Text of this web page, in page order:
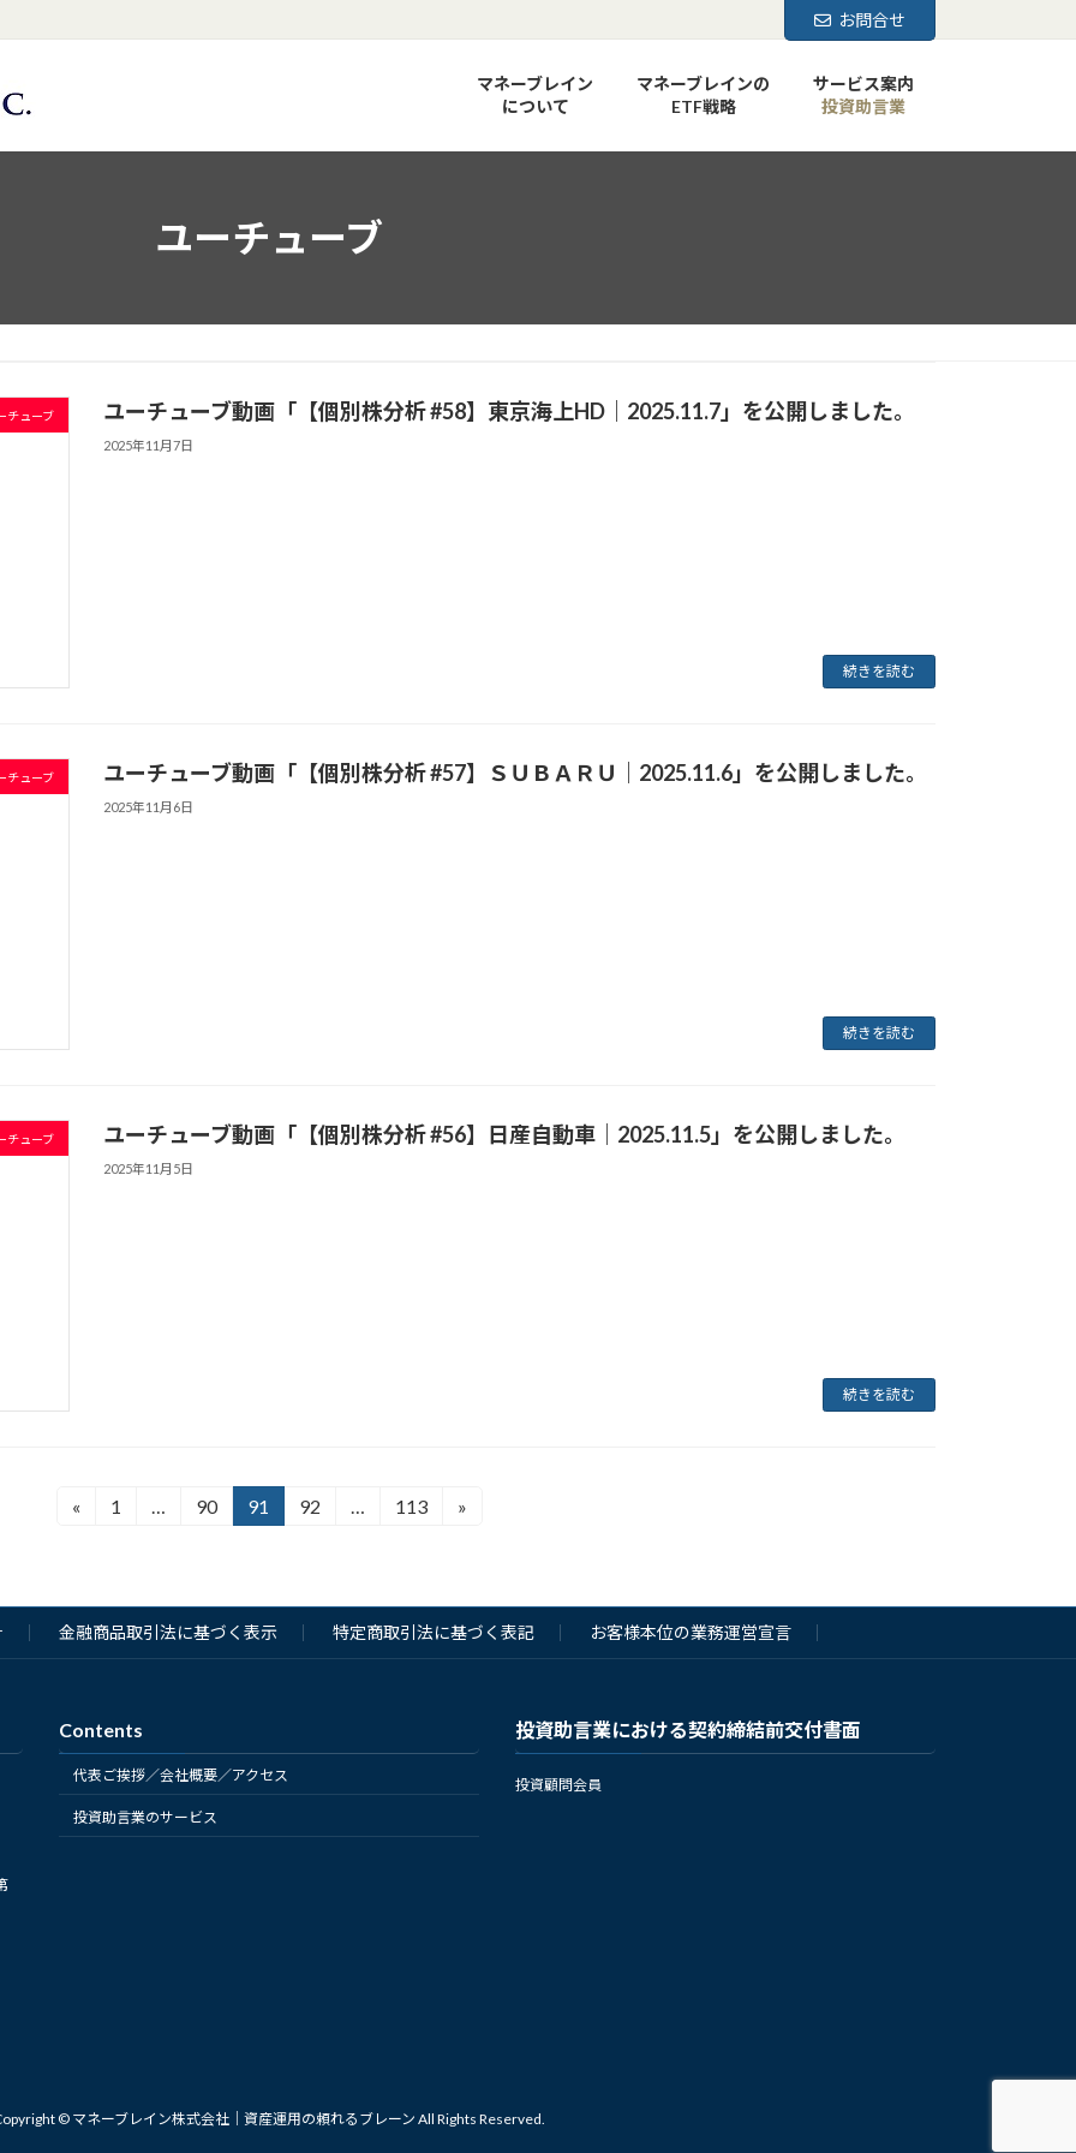
お問合せ
マネーブレイン
について
マネーブレインの
ETF戦略
サービス案内
投資助言業
ユーチューブ
チューブ ユーチューブ動画「【個別株分析 #58】東京海上HD｜2025.11.7」 を公開しました。
2025年11月7日
続きを読む
チューブ ユーチューブ動画「【個別株分析 #57】ＳＵＢＡＲＵ｜2025.11.6」 を公開しました。
2025年11月6日
続きを読む
チューブ ユーチューブ動画「【個別株分析 #56】日産自動車｜2025.11.5」 を公開しました。
2025年11月5日
続きを読む
«
固
ジ
1
固
ジ
90
固
ジ
91
固
ジ
92
固
ジ
113 »
金融商品取引法に基づく表示 特定商取引法に基づく表記 お客様本位の業務運営宣言
Contents
代表ご挨拶／会社概要／アクセス
投資助言業のサービス
投資助言業における契約締結前交付書面
投資顧問会員
© マネーブレイン株式会社｜資産運用の頼れるブレーン All Rights Reserved.